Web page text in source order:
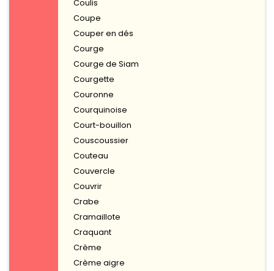
Coulis
Coupe
Couper en dés
Courge
Courge de Siam
Courgette
Couronne
Courquinoise
Court-bouillon
Couscoussier
Couteau
Couvercle
Couvrir
Crabe
Cramaillote
Craquant
Crème
Crème aigre